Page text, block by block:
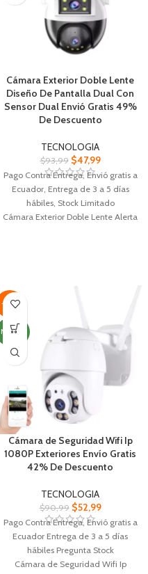
Cámara Exterior Doble Lente
Diseño De Pantalla Dual Con
Sensor Dual Envió Gratis 49%
De Descuento
TECNOLOGIA
$93,99 $47,99
Pago Contra Entrega, Envió gratis a
Ecuador, Entrega de 3 a 5 días
hábiles, Stock Limitado
Cámara Exterior Doble Lente Alerta
Diseño de doble fuente de luz, luz
puede configurar visión
Intercomunicador de Voz
bidireccional, grabación y
reproducción sincrónica
bidireccional
-42%
NUEVO
Cámara de Seguridad Wifi Ip
1080P Exteriores Envío Gratis
42% De Descuento
TECNOLOGIA
$90,99 $52,99
Pago Contra Entrega, Envió gratis a
Ecuador Entrega de 3 a 5 días
hábiles Pregunta Stock
Cámara de Seguridad Wifi Ip